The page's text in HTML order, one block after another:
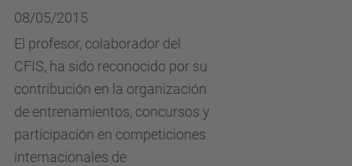
08/05/2015
El profesor, colaborador del
CFIS, ha sido reconocido por su
contribución en la organización
de entrenamientos, concursos y
participación en competiciones
internacionales de